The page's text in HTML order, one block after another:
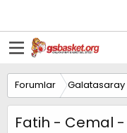
Forumlar Galatasaray
Fatih - Cemal -